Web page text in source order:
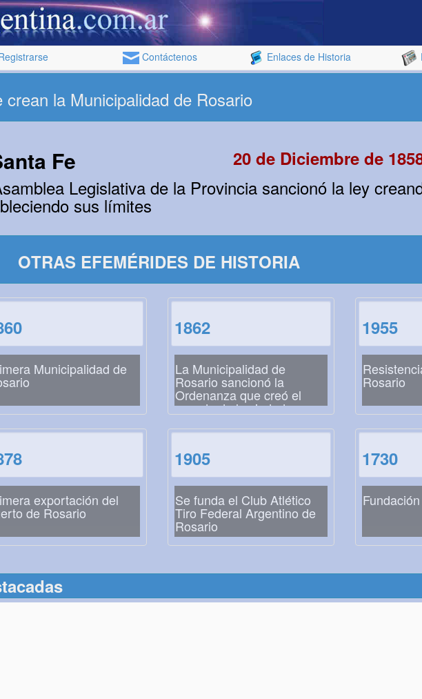
Contáctenos Enlaces de Historia
crean la Municipalidad de Rosario
Fe 20 de Diciembre de
Legislativa de la Provincia sancionó la ley
sus límites
OTRAS EFEMÉRIDES DE HISTORIA
Municipalidad de
1862
La Municipalidad de
Rosario sancionó la
Ordenanza que creó el
escudo de la ciudad
1955
Rosario
exportación del
de Rosario
1905
Se funda el Club Atlético
Tiro Federal Argentino de
Rosario
1730